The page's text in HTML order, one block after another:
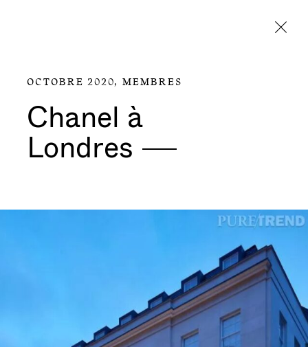
OCTOBRE 2020, MEMBRES
Chanel à
Londres